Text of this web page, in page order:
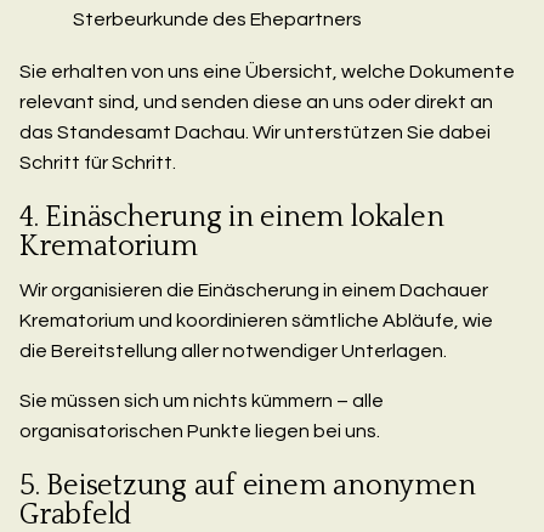
Sterbeurkunde des Ehepartners
Sie erhalten von uns eine Übersicht, welche Dokumente
relevant sind, und senden diese an uns oder direkt an
das Standesamt Dachau. Wir unterstützen Sie dabei
Schritt für Schritt.
4. Einäscherung in einem lokalen
Krematorium
Wir organisieren die Einäscherung in einem Dachauer
Krematorium und koordinieren sämtliche Abläufe, wie
die Bereitstellung aller notwendiger Unterlagen.
Sie müssen sich um nichts kümmern – alle
organisatorischen Punkte liegen bei uns.
5. Beisetzung auf einem anonymen
Grabfeld